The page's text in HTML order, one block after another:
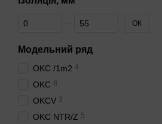
Від Ізоляція, мм
До Ізоляція, мм ОК
Модельний ряд
OKC /1m2 4
OKC 8
OKCV 3
OKC NTR/Z 5